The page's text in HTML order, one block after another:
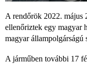
A rendőrök 2022. május
ellenőriztek egy magyar
magyar állampolgárságú
A járműben további 17